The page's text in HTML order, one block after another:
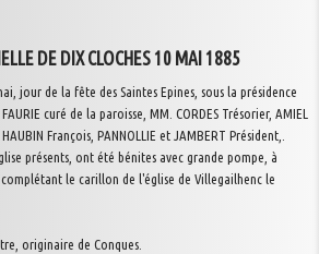
DE DIX CLOCHES 10 MAI 1885
jour de la fête des Saintes Epines, sous la présidence
curé de la paroisse, MM. CORDES Trésorier, AMIEL
François, PANNOLLIE et JAMBERT Président,.
présents, ont été bénites avec grande pompe, à
le carillon de l'église de Villegailhenc le
originaire de Conques.